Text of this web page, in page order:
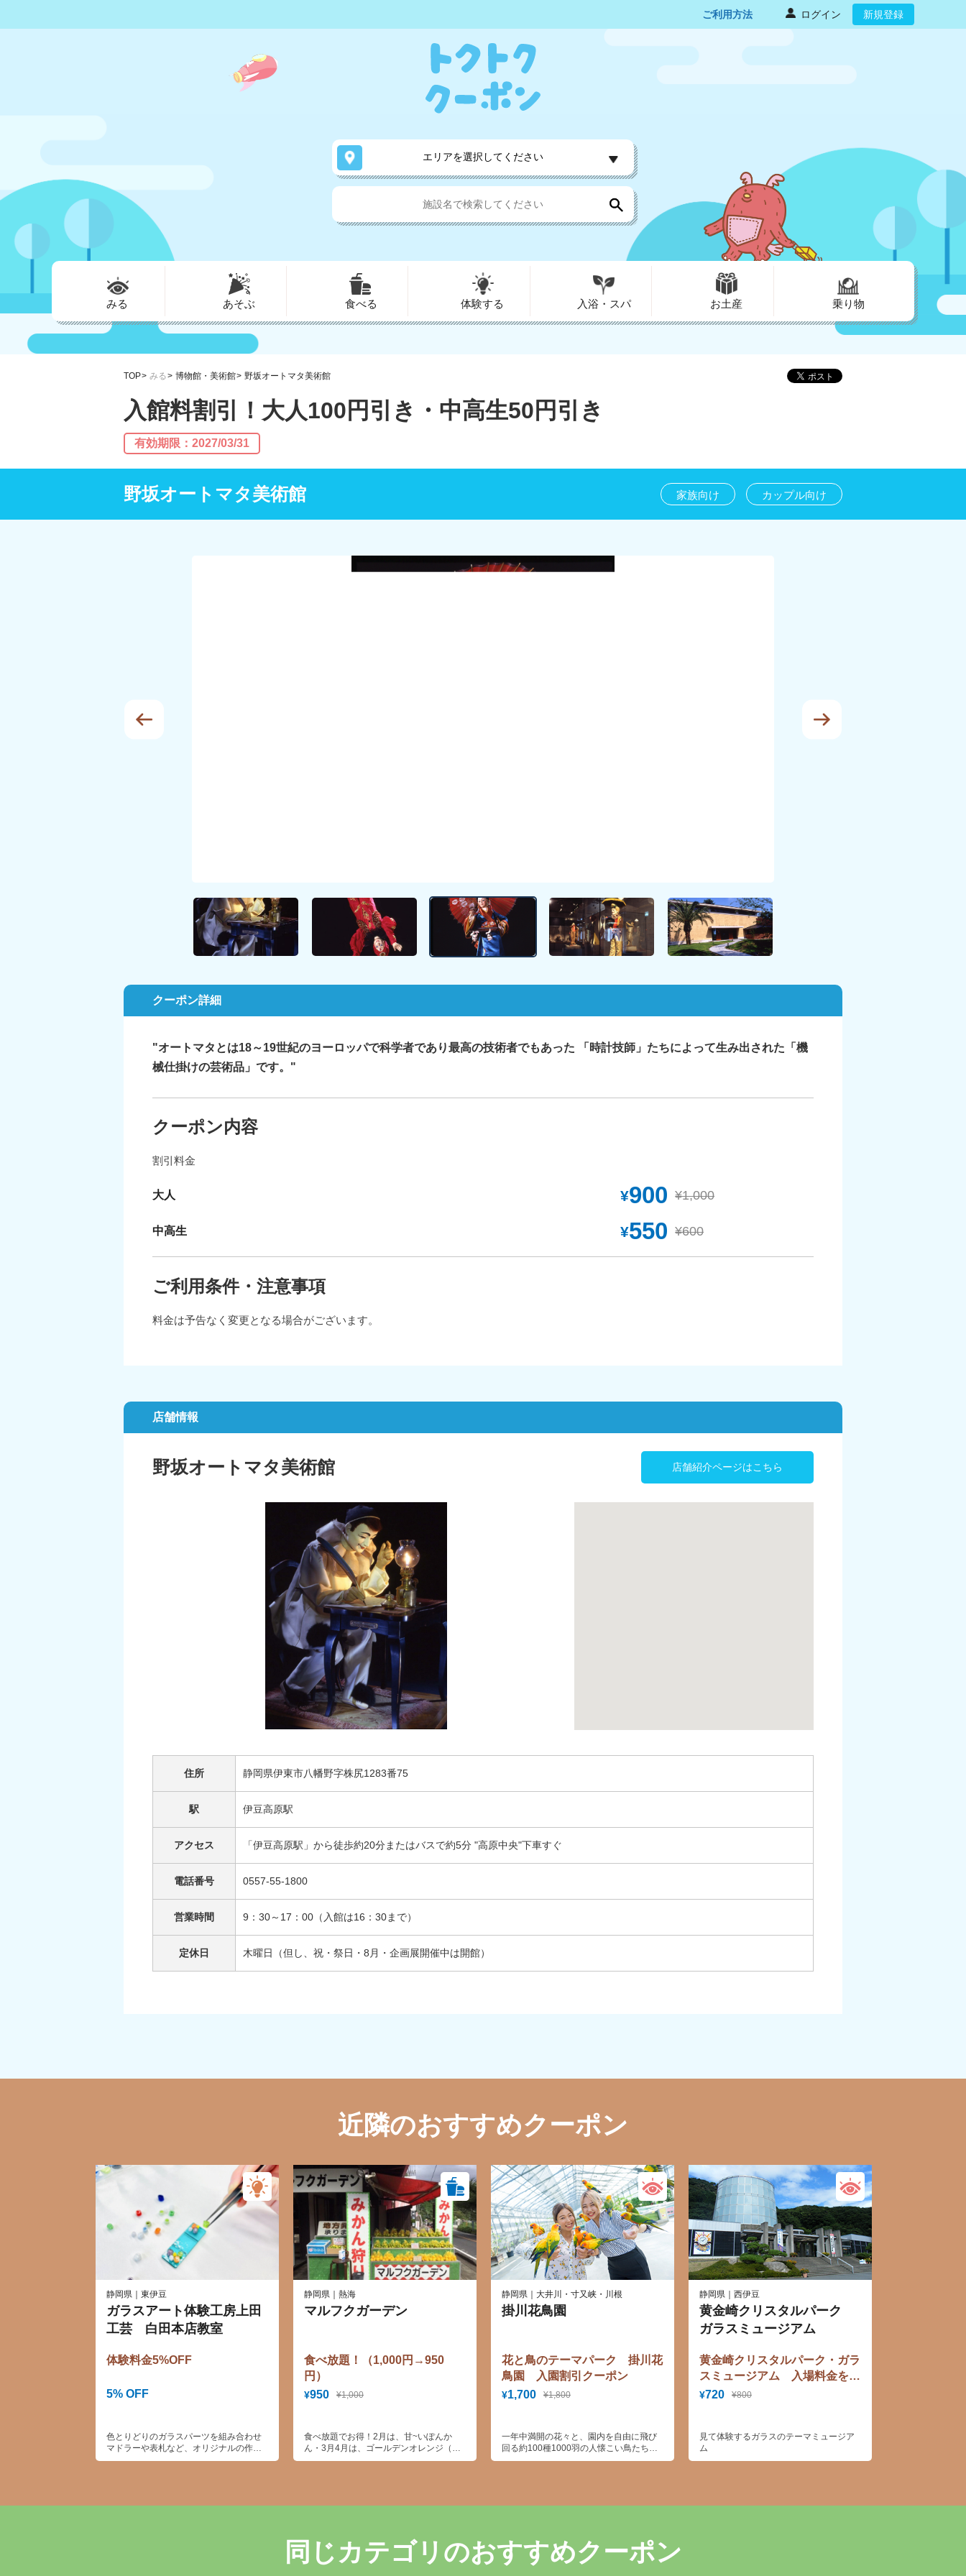
ご利用方法 ログイン 新規登録
エリアを選択してください
みる あそぶ 食べる 体験する 入浴・スパ お土産 乗り物
TOP みる 博物館・美術館 野坂オートマタ美術館
入館料割引！大人100円引き・中高生50円引き
有効期限：2027/03/31
野坂オートマタ美術館 家族向け カップル向け
クーポン詳細
"オートマタとは18～19世紀のヨーロッパで科学者であり最高の技術者でもあった 「時計技師」たちによって生み出された「機
械仕掛けの芸術品」です。"
クーポン内容
割引料金
大人 ¥900 ¥1,000
中高生 ¥550 ¥600
ご利用条件・注意事項
料金は予告なく変更となる場合がございます。
店舗情報
野坂オートマタ美術館 店舗紹介ページはこちら
住所 静岡県伊東市八幡野字株尻1283番75
駅 伊豆高原駅
アクセス 「伊豆高原駅」から徒歩約20分またはバスで約5分 "高原中央"下車すぐ
電話番号 0557-55-1800
営業時間 9：30～17：00（入館は16：30まで）
定休日 木曜日（但し、祝・祭日・8月・企画展開催中は開館）
近隣のおすすめクーポン
静岡県｜東伊豆
ガラスアート体験工房上田
工芸 白田本店教室
体験料金5%OFF
5% OFF
色とりどりのガラスパーツを組み合わせ
マドラーや表札など、オリジナルの作品
を作成できます。
静岡県｜熱海
マルフクガーデン
食べ放題！（1,000円→950
円）
¥950 ¥1,000
食べ放題でお得！2月は、甘~いぽんか
ん・3月4月は、ゴールデンオレンジ（湘
南ゴールド親品種）5月1日～10日はニュ
静岡県｜大井川・寸又峡・川根
掛川花鳥園
花と鳥のテーマパーク 掛川花
鳥園 入園割引クーポン
¥1,700 ¥1,800
一年中満開の花々と、園内を自由に飛び
回る約100種1000羽の人懐こい鳥たちと
ふれあい体験の思い出作り！全天候型の
緒に写真を撮ったり、1日3回開催のバー
静岡県｜西伊豆
黄金崎クリスタルパーク
ガラスミュージアム
黄金崎クリスタルパーク・ガラ
スミュージアム 入場料金を特
別割引
¥720 ¥800
見て体験するガラスのテーマミュージア
ム
同じカテゴリのおすすめクーポン